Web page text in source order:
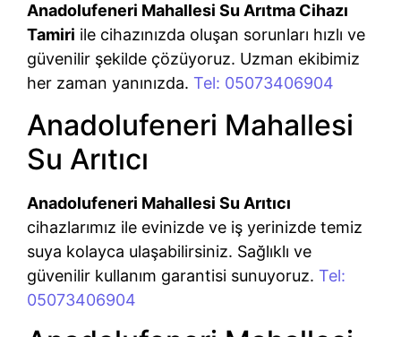
Anadolufeneri Mahallesi Su Arıtma Cihazı
Tamiri ile cihazınızda oluşan sorunları hızlı ve
güvenilir şekilde çözüyoruz. Uzman ekibimiz
her zaman yanınızda. Tel: 05073406904
Anadolufeneri Mahallesi
Su Arıtıcı
Anadolufeneri Mahallesi Su Arıtıcı
cihazlarımız ile evinizde ve iş yerinizde temiz
suya kolayca ulaşabilirsiniz. Sağlıklı ve
güvenilir kullanım garantisi sunuyoruz. Tel:
05073406904